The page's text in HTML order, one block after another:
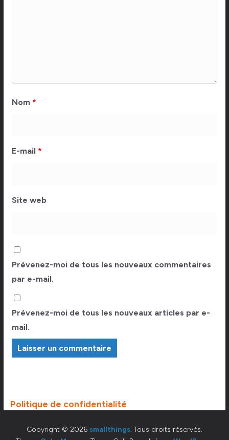
Nom *
E-mail *
Site web
Prévenez-moi de tous les nouveaux commentaires
par e-mail.
Prévenez-moi de tous les nouveaux articles par e-
mail.
Politique de confidentialité
Copyright © 2026 smallthings. Tous droits réservés.